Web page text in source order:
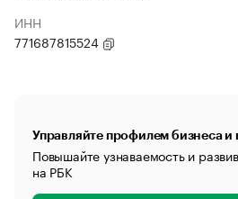
ИНН
771687815524
Управляйте профилем бизнеса и
Повышайте узнаваемость и
на РБК